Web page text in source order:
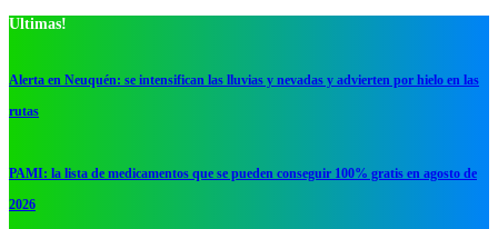
Ultimas!
Alerta en Neuquén: se intensifican las lluvias y nevadas y advierten por hielo en las
rutas
PAMI: la lista de medicamentos que se pueden conseguir 100% gratis en agosto de
2026